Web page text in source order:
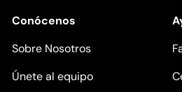
Conócenos
Sobre Nosotros
Únete al equipo